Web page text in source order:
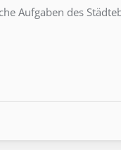
Aufgaben des